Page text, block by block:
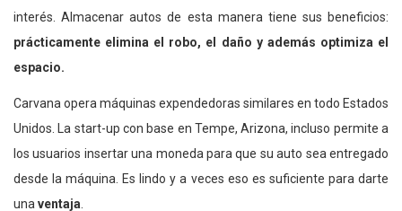
interés. Almacenar autos de esta manera tiene sus beneficios:
prácticamente elimina el robo, el daño y además optimiza el
espacio.
Carvana opera máquinas expendedoras similares en todo Estados
Unidos. La start-up con base en Tempe, Arizona, incluso permite a
los usuarios insertar una moneda para que su auto sea entregado
desde la máquina. Es lindo y a veces eso es suficiente para darte
una ventaja